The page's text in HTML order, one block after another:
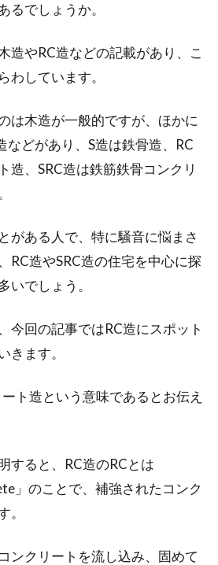
造住宅に重い家具はOK？疑問な
耐荷重と補強の方法！
によっては、住まいに特別な補強が必要に
たり...
！正しい寸法の測り方
品でもオーダーメイドでも、窓に取り付け
調べる必...
ートロックの暗証番号が他人に漏
トロック付きマンションは、防犯効果が感
られやすいため人気ですよね。しかし、オー
るでしょうか。
造やRC造などの記載があり、こ
わしています。
は木造が一般的ですが、ほかに
などがあり、S造は鉄骨造、RC
造、SRC造は鉄筋鉄骨コンクリ
がある人で、特に騒音に悩まさ
RC造やSRC造の住宅を中心に探
いでしょう。
今回の記事ではRC造にスポット
きます。
ト造という意味であるとお伝え
すると、RC造のRCとは
」のことで、補強されたコンク
。
ンクリートを流し込み、固めて